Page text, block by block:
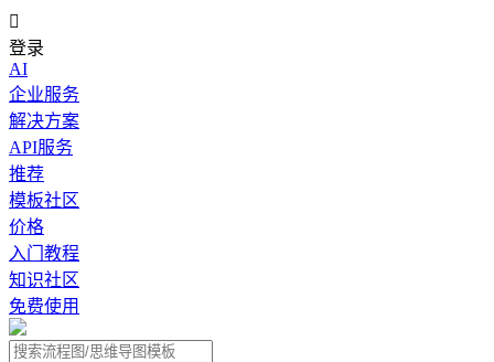

登录
AI
企业服务
解决方案
API服务
推荐
模板社区
价格
入门教程
知识社区
免费使用